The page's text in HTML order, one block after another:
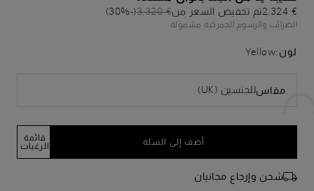
€ 2,324 تم تخفيض السعر من€ 3,320
(-30%)
الضرائب والرسوم الجمركية مشمولة
لون:Yellow
مقاسللجنسين (UK)
أضف إلى السلة
قائمة
الرغبات
شحن وإرجاع مجانيان